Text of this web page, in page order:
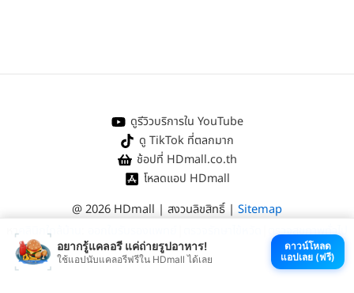
ดูรีวิวบริการใน YouTube
ดู TikTok ที่ตลกมาก
ช้อปที่ HDmall.co.th
โหลดแอป HDmall
@ 2026 HDmall | สงวนลิขสิทธิ์ | Sitemap
หาคลินิกใกล้บ้าน ตรวจสุขภาพทั่วไป
อยากรู้แคลอรี แค่ถ่ายรูปอาหาร!
ใช้แอปนับแคลอรีฟรีใน HDmall ได้เลย
ดาวน์โหลด
แอปเลย (ฟรี)